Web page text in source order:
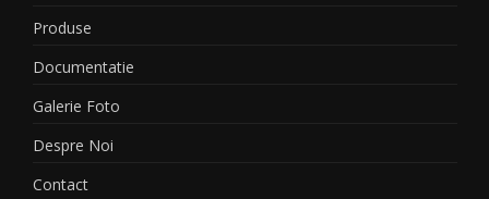
Produse
Documentatie
Galerie Foto
Despre Noi
Contact